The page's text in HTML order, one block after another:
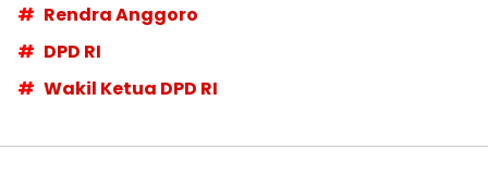
Rendra Anggoro
DPD RI
Wakil Ketua DPD RI